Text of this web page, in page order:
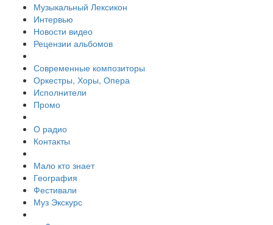
Музыкальный Лексикон
Интервью
Новости видео
Рецензии альбомов
Современные композиторы
Оркестры, Хоры, Опера
Исполнители
Промо
О радио
Контакты
Мало кто знает
География
Фестивали
Муз Экскурс